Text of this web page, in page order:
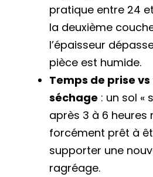
pratique entre 24
la deuxième
l’épaisseur
pièce est humide.
Temps de prise
séchage : un sol «
après 3 à 6 heures
forcément prêt à
supporter une
ragréage.